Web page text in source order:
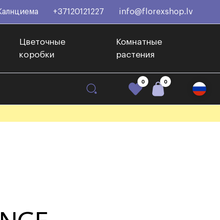
+37120121227 info@florexshop.lv
Цветочные
коробки
Комнатные
растения
0 0